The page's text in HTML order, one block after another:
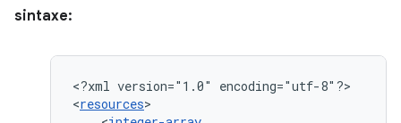
sintaxe:
<?xml version="1.0"
encoding="utf-8"?>
<resources